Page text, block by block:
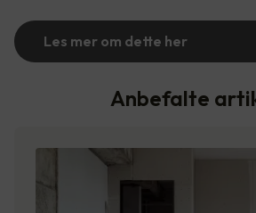
Les mer om dette her
Anbefalte